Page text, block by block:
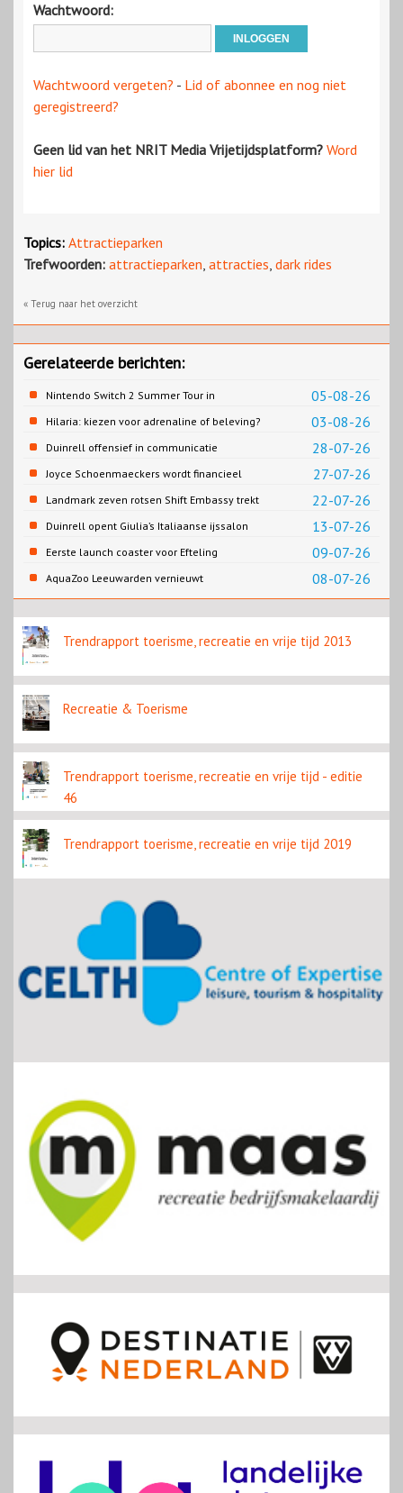
Wachtwoord:
Wachtwoord vergeten? - Lid of abonnee en nog niet
geregistreerd?
Geen lid van het NRIT Media Vrijetijdsplatform? Word
hier lid
Topics: Attractieparken
Trefwoorden: attractieparken, attracties, dark rides
« Terug naar het overzicht
Gerelateerde berichten:
05-08-26
Nintendo Switch 2 Summer Tour in
Slagharen
03-08-26
Hilaria: kiezen voor adrenaline of beleving?
28-07-26
Duinrell offensief in communicatie
27-07-26
Joyce Schoenmaeckers wordt financieel
directeur Efteling
22-07-26
Landmark zeven rotsen Shift Embassy trekt
naar verwachting honderdduizenden
13-07-26
Duinrell opent Giulia’s Italiaanse ijssalon
09-07-26
Eerste launch coaster voor Efteling
08-07-26
AquaZoo Leeuwarden vernieuwt
onderwaterwerelden
Trendrapport toerisme, recreatie en vrije tijd 2013
Recreatie & Toerisme
Trendrapport toerisme, recreatie en vrije tijd - editie
46
Trendrapport toerisme, recreatie en vrije tijd 2019